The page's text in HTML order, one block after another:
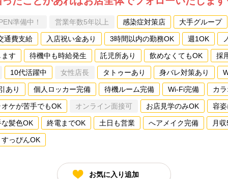
準備中！ 営業年数5年以上 感染症対策店 大手グループ
通費支給 入店祝い金あり 3時間以内の勤務OK 週1OK
す 待機中も時給発生 託児所あり 飲めなくてもOK 採
10代活躍中 女性店長 タトゥーあり 身バレ対策あり
あり 個人ロッカー完備 待機ルーム完備 Wi-Fi完備 カ
オケが苦手でもOK オンライン面接可 お店見学のみOK 容
な髪色OK 終電までOK 土日も営業 へアメイク完備 月
すっぴんOK
お気に入り追加